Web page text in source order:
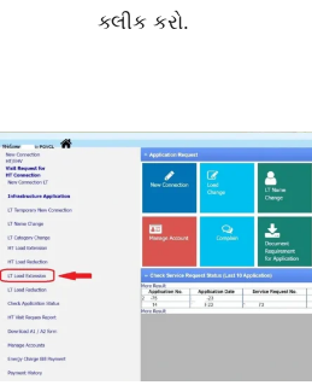
ક્લીક કરો.